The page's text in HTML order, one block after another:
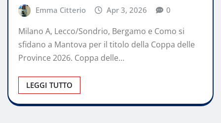
Emma Citterio Apr 3, 2026 0
Milano A, Lecco/Sondrio, Bergamo e Como si
sfidano a Mantova per il titolo della Coppa delle
Province 2026. Coppa delle…
LEGGI TUTTO